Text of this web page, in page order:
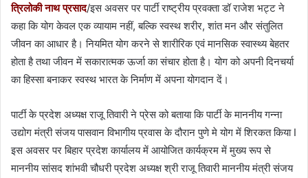
त्रिलोकी नाथ प्रसाद/इस अवसर पर पार्टी राष्ट्रीय प्रवक्ता डॉ राजेश भट्ट ने
कहा कि योग केवल एक व्यायाम नहीं, बल्कि स्वस्थ शरीर, शांत मन और संतुलित
जीवन का आधार है। नियमित योग करने से शारीरिक एवं मानसिक स्वास्थ्य बेहतर
होता है तथा जीवन में सकारात्मक ऊर्जा का संचार होता है। योग को अपनी दिनचर्या
का हिस्सा बनाकर स्वस्थ भारत के निर्माण में अपना योगदान दें।
पार्टी के प्रदेश अध्यक्ष राजू तिवारी ने प्रेस को बताया कि पार्टी के माननीय गन्ना
उद्योग मंत्री संजय पासवान विभागीय प्रवास के दौरान पुणे मे योग में शिरकत किया I
इस अवसर पर बिहार प्रदेश कार्यालय में आयोजित कार्यक्रम में मुख्य रूप से
माननीय सांसद शांभवी चौधरी प्रदेश अध्यक्ष श्री राजू तिवारी माननीय मंत्री संजय